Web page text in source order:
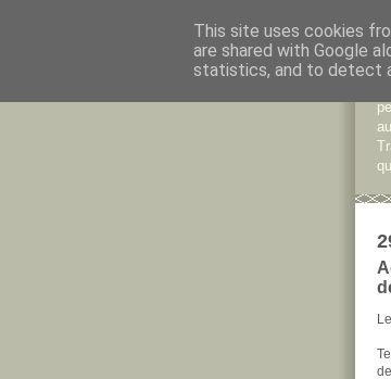
This site uses cookies
are shared with Google
statistics, and to detect